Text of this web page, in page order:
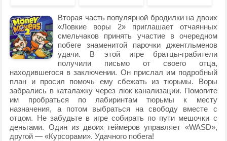
Вторая часть популярной бродилки на двоих
«Ловкие воры 2» приглашает отчаянных
смельчаков принять участие в очередном
побеге знаменитой парочки джентльменов
удачи. В этой игре братцы-грабители
получили письмо от своего отца,
находившегося в заключении. Он прислал им подробный
план и просил помочь ему сбежать из тюрьмы. Воры
забрались в каталажку через люк канализации. Помогите
им пробраться по лабиринтам тюрьмы к месту
назначения, а потом выбраться на свободу вместе с
отцом. Не забудьте в игре собирать по пути мешочки с
деньгами. Один из двоих геймеров управляет «WASD»,
другой — «Курсорами». Удачного побега!